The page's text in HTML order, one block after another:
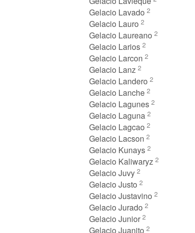
Gelacio Lavado 2
Gelacio Lauro 2
Gelacio Laureano 2
Gelacio Larios 2
Gelacio Larcon 2
Gelacio Lanz 2
Gelacio Landero 2
Gelacio Lanche 2
Gelacio Lagunes 2
Gelacio Laguna 2
Gelacio Lagcao 2
Gelacio Lacson 2
Gelacio Kunays 2
Gelacio Kaliwaryz 2
Gelacio Juvy 2
Gelacio Justo 2
Gelacio Justavino 2
Gelacio Jurado 2
Gelacio Junior 2
Gelacio Juanito 2